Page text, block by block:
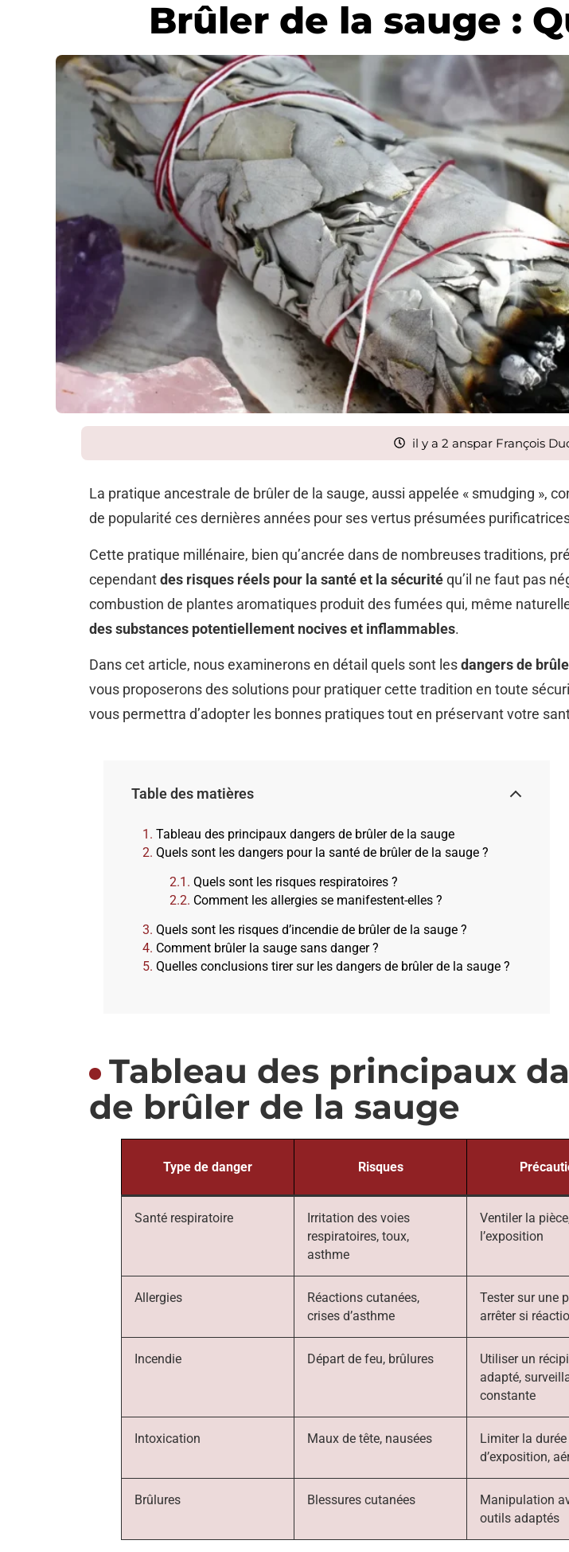
Brûler de la sauge :
il y a 2 anspar François
La pratique ancestrale de brûler de la sauge, aussi appelée « smudging »,
de popularité ces dernières années pour ses vertus présumées
Cette pratique millénaire, bien qu’ancrée dans de nombreuses traditions,
cependant des risques réels pour la santé et la sécurité qu’il ne faut pas
combustion de plantes aromatiques produit des fumées qui, même
des substances potentiellement nocives et inflammables.
Dans cet article, nous examinerons en détail quels sont les dangers de
vous proposerons des solutions pour pratiquer cette tradition en toute
vous permettra d’adopter les bonnes pratiques tout en préservant votre
Table des matières
Tableau des principaux dangers de brûler de la sauge
Quels sont les dangers pour la santé de brûler de la sauge ?
Quels sont les risques respiratoires ?
Comment les allergies se manifestent-elles ?
Quels sont les risques d’incendie de brûler de la sauge ?
Comment brûler la sauge sans danger ?
Quelles conclusions tirer sur les dangers de brûler de la sauge ?
Tableau des principaux
de brûler de la sauge
Type de danger Risques
Santé respiratoire
Irritation des voies
respiratoires, toux,
asthme
Ventiler la
l’exposition
Allergies
Réactions cutanées,
crises d’asthme
Tester sur une
arrêter si
Incendie Départ de feu, brûlures
Utiliser un
adapté,
constante
Intoxication Maux de tête, nausées
Limiter la durée
d’exposition,
Brûlures Blessures cutanées
Manipulation
outils adaptés